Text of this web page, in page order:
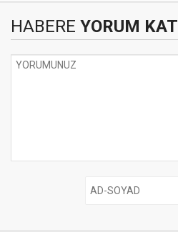
HABERE YORUM KAT